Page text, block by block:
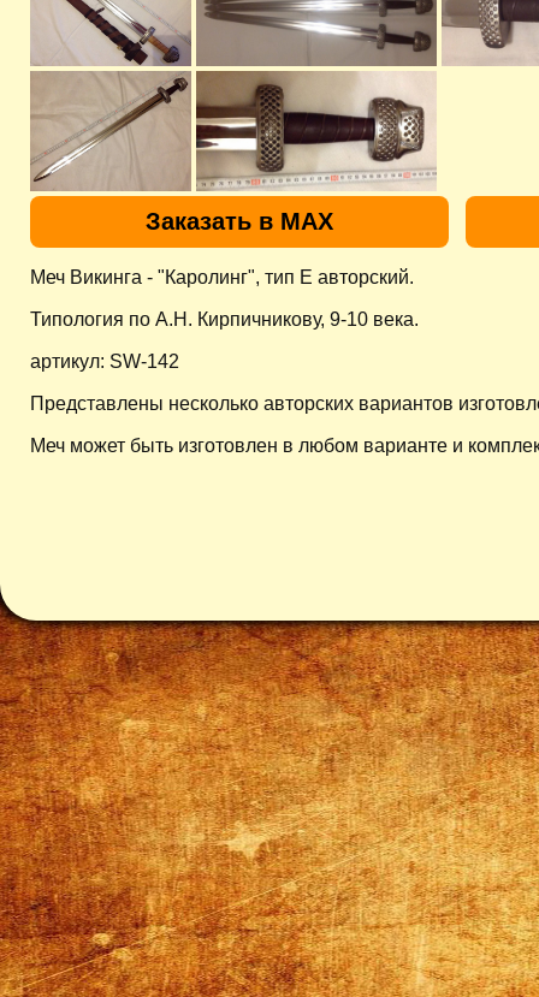
Заказать в MAX
Меч Викинга - "Каролинг", тип E авторский.
Типология по А.Н. Кирпичникову, 9-10 века.
артикул: SW-142
Представлены несколько авторских вариантов
Меч может быть изготовлен в любом варианте и